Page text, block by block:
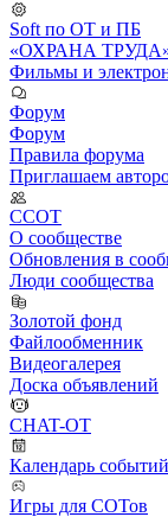
Soft по ОТ и ПБ
«ОХРАНА ТРУДА»
Фильмы и
Форум
Форум
Правила форума
Приглашаем
ССОТ
О сообществе
Обновления в
Люди сообщества
Золотой фонд
Файлообменник
Видеогалерея
Доска объявлений
CHAT-OT
Календарь событий
Игры для СОТов